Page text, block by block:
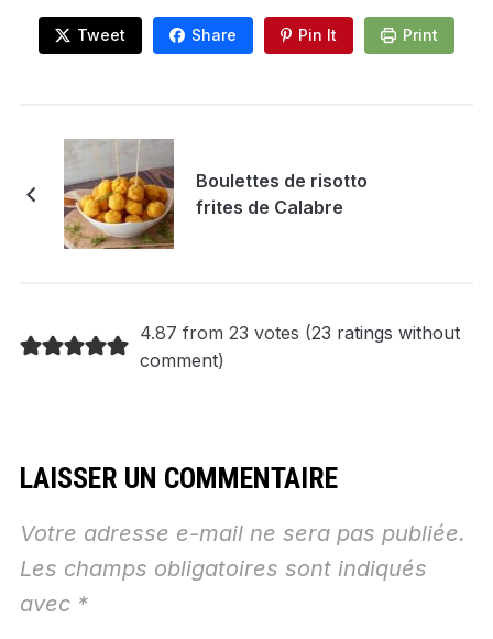
Tweet Share Pin It Print
Boulettes de risotto
frites de Calabre
4.87 from 23 votes (23 ratings without
comment)
LAISSER UN COMMENTAIRE
Votre adresse e-mail ne sera pas publiée.
Les champs obligatoires sont indiqués
avec *